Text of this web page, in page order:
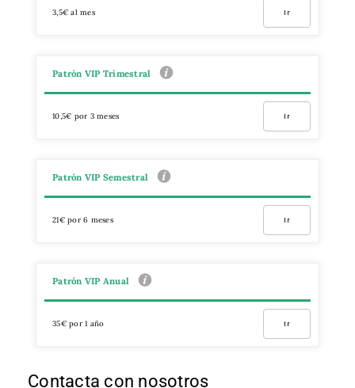
3,5€ al mes Ir
Patrón VIP Trimestral
10,5€ por 3 meses Ir
Patrón VIP Semestral
21€ por 6 meses Ir
Patrón VIP Anual
35€ por 1 año Ir
Contacta con nosotros